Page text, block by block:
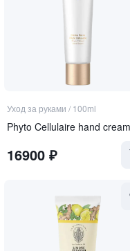
Уход за руками / 100ml
Phyto Cellulaire hand cream
16900 ₽